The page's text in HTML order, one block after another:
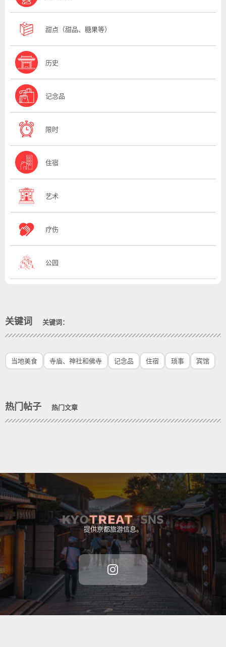
甜点（甜品、糖果等）
历史
记念品
限时
住宿
艺术
疗伤
公园
关键词 关键词：
当地美食 寺庙、神社和佛寺 记念品 住宿 琐事 宾馆
热门帖子 热门文章
提供京都旅游信息。